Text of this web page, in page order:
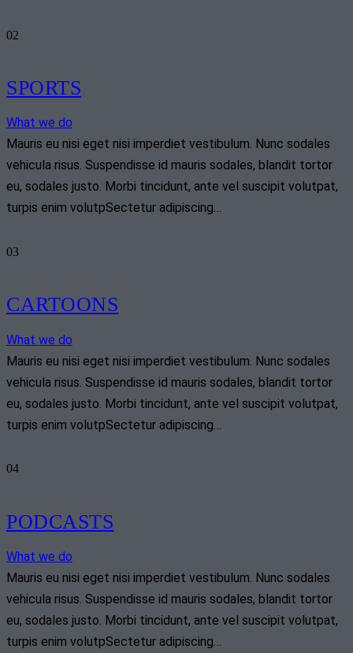
02
SPORTS
What we do
Mauris eu nisi eget nisi imperdiet vestibulum. Nunc sodales
vehicula risus. Suspendisse id mauris sodales, blandit tortor
eu, sodales justo. Morbi tincidunt, ante vel suscipit volutpat,
turpis enim volutpSectetur adipiscing…
03
CARTOONS
What we do
Mauris eu nisi eget nisi imperdiet vestibulum. Nunc sodales
vehicula risus. Suspendisse id mauris sodales, blandit tortor
eu, sodales justo. Morbi tincidunt, ante vel suscipit volutpat,
turpis enim volutpSectetur adipiscing…
04
PODCASTS
What we do
Mauris eu nisi eget nisi imperdiet vestibulum. Nunc sodales
vehicula risus. Suspendisse id mauris sodales, blandit tortor
eu, sodales justo. Morbi tincidunt, ante vel suscipit volutpat,
turpis enim volutpSectetur adipiscing…